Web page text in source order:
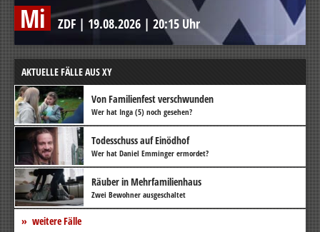
Mi ZDF | 19.08.2026 | 20:15 Uhr
AKTUELLE FÄLLE AUS XY
Von Familienfest verschwunden
Wer hat Inga (5) noch gesehen?
Todesschuss auf Einödhof
Wer hat Daniel Emminger ermordet?
Räuber in Mehrfamilienhaus
Zwei Bewohner ausgeschaltet
weitere Fälle